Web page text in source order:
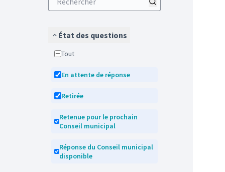
État des questions
Tout
En attente de réponse
Retirée
Retenue pour le prochain
Conseil municipal
Réponse du Conseil municipal
disponible